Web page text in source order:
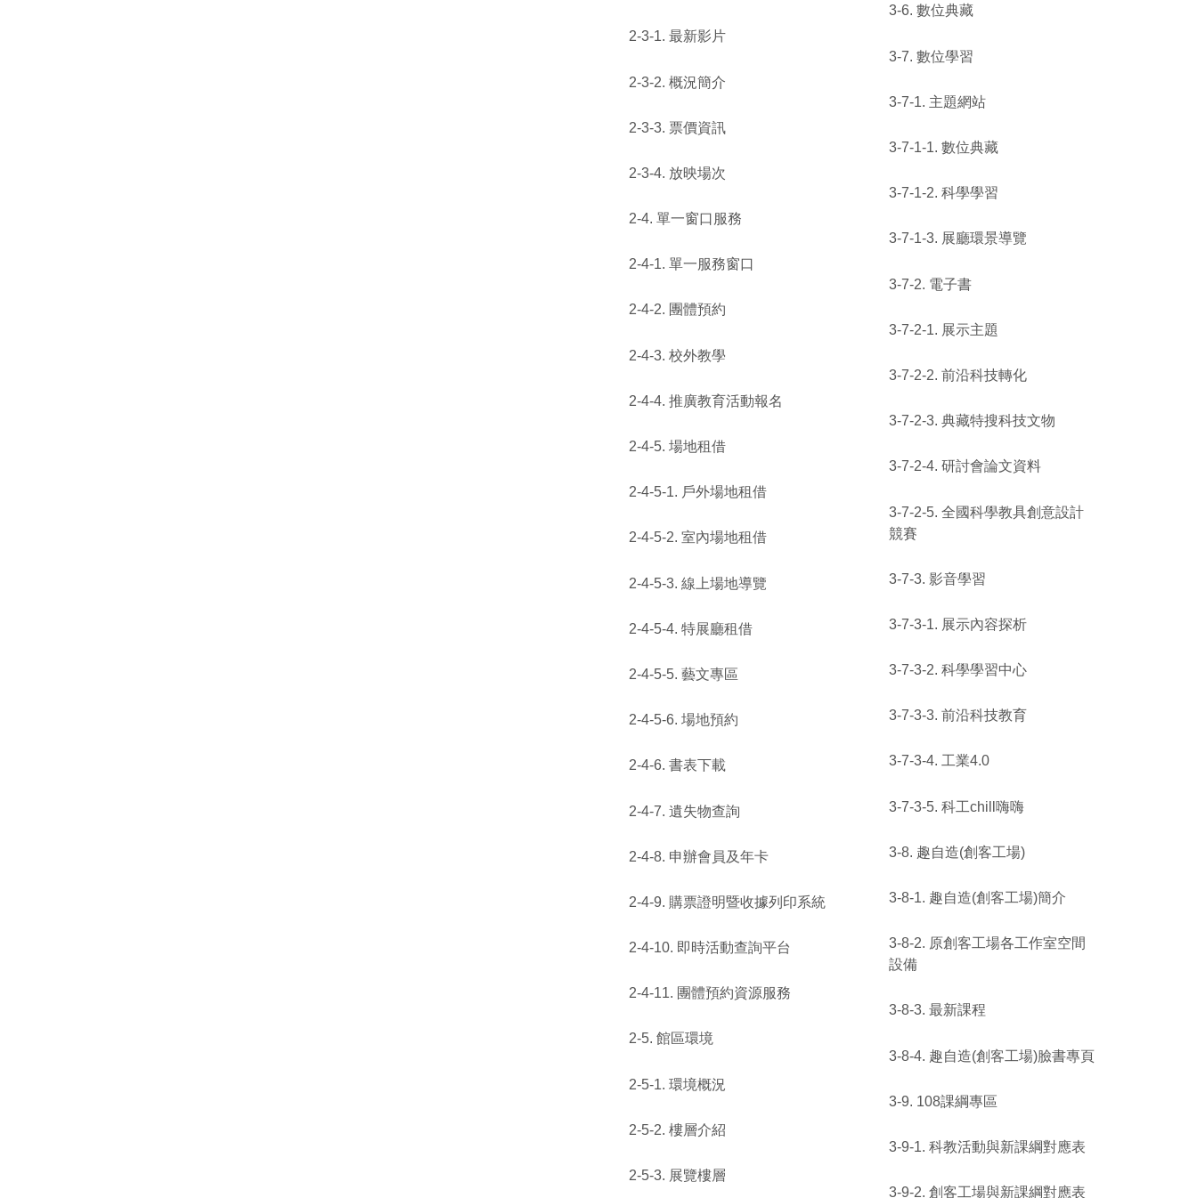
2-3-1. 最新影片
2-3-2. 概況簡介
2-3-3. 票價資訊
2-3-4. 放映場次
2-4. 單一窗口服務
2-4-1. 單一服務窗口
2-4-2. 團體預約
2-4-3. 校外教學
2-4-4. 推廣教育活動報名
2-4-5. 場地租借
2-4-5-1. 戶外場地租借
2-4-5-2. 室內場地租借
2-4-5-3. 線上場地導覽
2-4-5-4. 特展廳租借
2-4-5-5. 藝文專區
2-4-5-6. 場地預約
2-4-6. 書表下載
2-4-7. 遺失物查詢
2-4-8. 申辦會員及年卡
2-4-9. 購票證明暨收據列印系統
2-4-10. 即時活動查詢平台
2-4-11. 團體預約資源服務
2-5. 館區環境
2-5-1. 環境概況
2-5-2. 樓層介紹
2-5-3. 展覽樓層
3-6. 數位典藏
3-7. 數位學習
3-7-1. 主題網站
3-7-1-1. 數位典藏
3-7-1-2. 科學學習
3-7-1-3. 展廳環景導覽
3-7-2. 電子書
3-7-2-1. 展示主題
3-7-2-2. 前沿科技轉化
3-7-2-3. 典藏特搜科技文物
3-7-2-4. 研討會論文資料
3-7-2-5. 全國科學教具創意設計
競賽
3-7-3. 影音學習
3-7-3-1. 展示內容探析
3-7-3-2. 科學學習中心
3-7-3-3. 前沿科技教育
3-7-3-4. 工業4.0
3-7-3-5. 科工chill嗨嗨
3-8. 趣自造(創客工場)
3-8-1. 趣自造(創客工場)簡介
3-8-2. 原創客工場各工作室空間
設備
3-8-3. 最新課程
3-8-4. 趣自造(創客工場)臉書專頁
3-9. 108課綱專區
3-9-1. 科教活動與新課綱對應表
3-9-2. 創客工場與新課綱對應表